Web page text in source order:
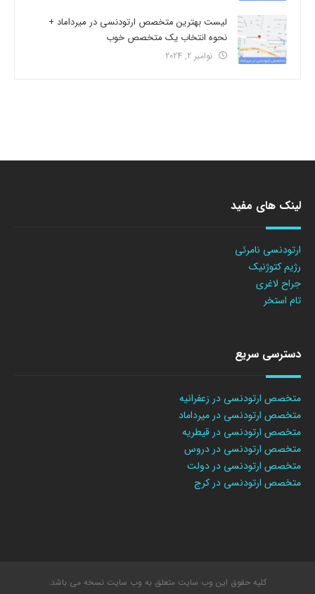
لیست بهترین متخصص ارتودنسی در میرداماد +
نحوه انتخاب یک متخصص خوب
نوامبر 2, 2024
لینک های مفید
ارتودنسی نامرئی
رژیم کتوژنیک
جراح لاغری
تام استخر
دسترسی سریع
متخصص ارتودنسی در زعفرانیه
متخصص ارتودنسی در میرداماد
متخصص ارتودنسی در قیطریه
متخصص ارتودنسی در دروس
متخصص ارتودنسی در دولت
متخصص ارتودنسی در کرج
کلیه حقوق این وب سایت متعلق به وب سایت نسخه می باشد.